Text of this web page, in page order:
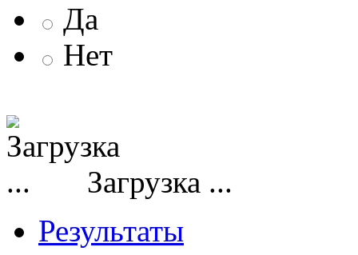
Да
Нет
Загрузка ...
Результаты